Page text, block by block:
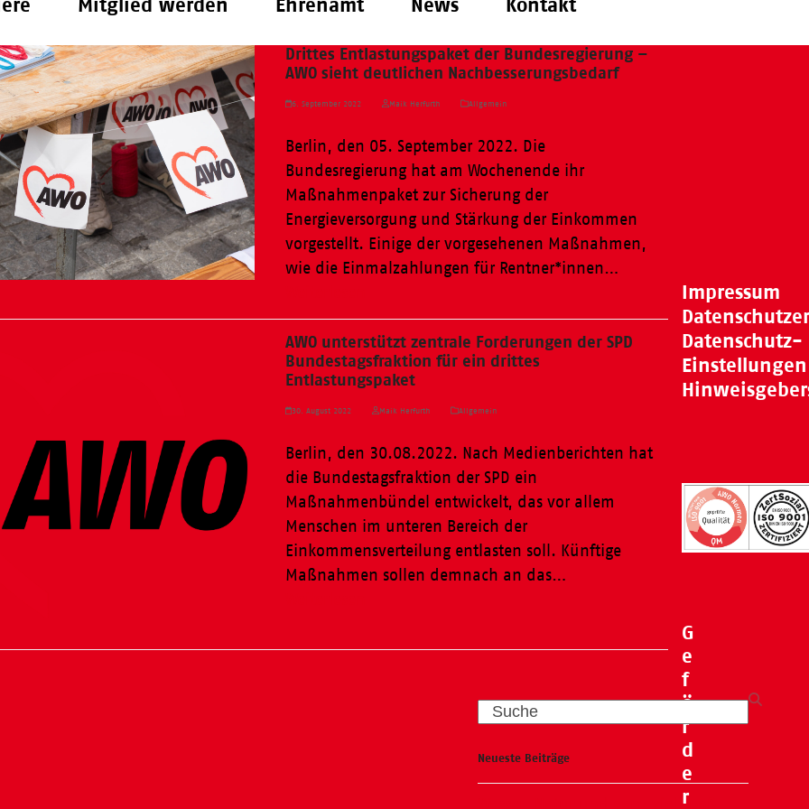
Mitglied werden Ehrenamt News Kontakt
Drittes Entlastungspaket der Bundesregierung –
AWO sieht deutlichen Nachbesserungsbedarf
6. September 2022 Maik Herfurth Allgemein
Berlin, den 05. September 2022. Die
Bundesregierung hat am Wochenende ihr
Maßnahmenpaket zur Sicherung der
Energieversorgung und Stärkung der Einkommen
vorgestellt. Einige der vorgesehenen Maßnahmen,
wie die Einmalzahlungen für Rentner*innen…
AWO unterstützt zentrale Forderungen der SPD
Bundestagsfraktion für ein drittes
Entlastungspaket
30. August 2022 Maik Herfurth Allgemein
Berlin, den 30.08.2022. Nach Medienberichten hat
die Bundestagsfraktion der SPD ein
Maßnahmenbündel entwickelt, das vor allem
Menschen im unteren Bereich der
Einkommensverteilung entlasten soll. Künftige
Maßnahmen sollen demnach an das…
Search
Neueste Beiträge
Wasser, Natur und ganz viel Spaß –
Impressum
Datenschutz-
Einstellungen
G
e
f
ö
r
d
e
r